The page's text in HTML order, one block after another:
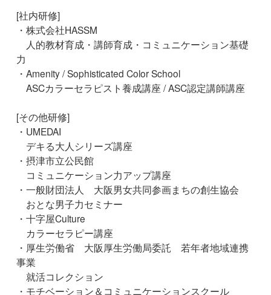
[社内研修]
・株式会社HASSM
人的教材育成・講師育成・コミュニケーション基礎
力
・Amenity / Sophisticated Color School
ASCカラーセラピスト養成講座 / ASC認定講師講座
[その他研修]
・UMEDAI
デキる大人シリーズ講座
・摂津市立公民館
コミュニケーション力アップ講座
・一般財団法人 大阪男女共同参画まちの創生協会
おとな男子力セミナー
・十字屋Culture
カラーセラピー講座
・厚生労働省 大阪厚生労働局委託 若年者地域連携
事業
就活コレクション
・モチベーション＆コミュニケーションスクール